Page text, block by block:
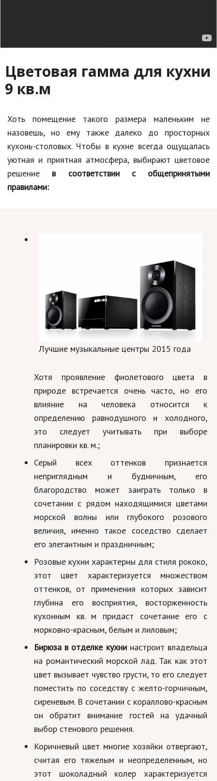
Цветовая гамма для кухни
9 кв.м
Хоть помещение такого размера маленьким не
назовешь, но ему также далеко до просторных
кухонь-столовых. Чтобы в кухне всегда ощущалась
уютная и приятная атмосфера, выбирают цветовое
решение в соответствии с общепринятыми
правилами:
Лучшие музыкальные центры 2015 года
Хотя проявление фиолетового цвета в
природе встречается очень часто, но его
влияние на человека относится к
определению равнодушного и холодного,
это следует учитывать при выборе
планировки кв. м.;
Серый всех оттенков признается
неприглядным и будничным, его
благородство может заиграть только в
сочетании с рядом находящимися цветами
морской волны или глубокого розового
величия, именно такое соседство сделает
его элегантным и праздничным;
Розовые кухни характерны для стиля рококо,
этот цвет характеризуется множеством
оттенков, от применения которых зависит
глубина его восприятия, восторженность
кухонным кв. м придаст сочетание его с
морковно-красным, белым и лиловым;
Бирюза в отделке кухнинастроит владельца
на романтический морской лад. Так как этот
цвет вызывает чувство грусти, то его следует
поместить по соседству с желто-горчичным,
сиреневым. В сочетании с кораллово-красным
он обратит внимание гостей на удачный
выбор стенового решения.
Коричневый цвет многие хозяйки отвергают,
считая его тяжелым и неопределенным, но
этот шоколадный колер характеризуется